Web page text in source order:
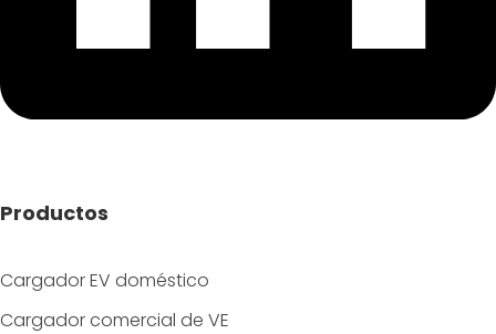
Productos
Cargador EV doméstico
Cargador comercial de VE